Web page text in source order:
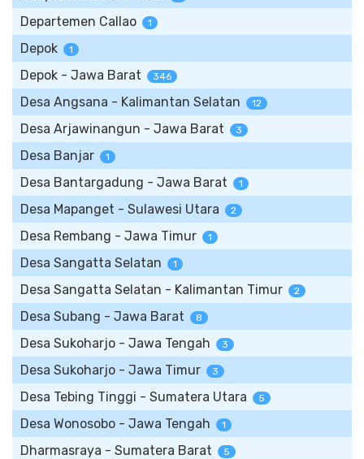
Departemen Callao 1
Depok 1
Depok - Jawa Barat 346
Desa Angsana - Kalimantan Selatan 12
Desa Arjawinangun - Jawa Barat 3
Desa Banjar 1
Desa Bantargadung - Jawa Barat 1
Desa Mapanget - Sulawesi Utara 2
Desa Rembang - Jawa Timur 1
Desa Sangatta Selatan 1
Desa Sangatta Selatan - Kalimantan Timur 2
Desa Subang - Jawa Barat 8
Desa Sukoharjo - Jawa Tengah 3
Desa Sukoharjo - Jawa Timur 3
Desa Tebing Tinggi - Sumatera Utara 5
Desa Wonosobo - Jawa Tengah 1
Dharmasraya - Sumatera Barat 5